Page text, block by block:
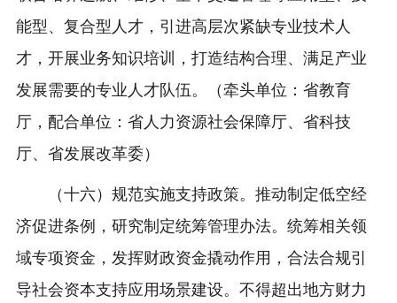
能型、复合型人才，引进高层次紧缺专业技术人
才，开展业务知识培训，打造结构合理、满足产业
发展需要的专业人才队伍。（牵头单位：省教育
厅，配合单位：省人力资源社会保障厅、省科技
厅、省发展改革委）
（十六）规范实施支持政策。推动制定低空经
济促进条例，研究制定统筹管理办法。统筹相关领
域专项资金，发挥财政资金撬动作用，合法合规引
导社会资本支持应用场景建设。不得超出地方财力